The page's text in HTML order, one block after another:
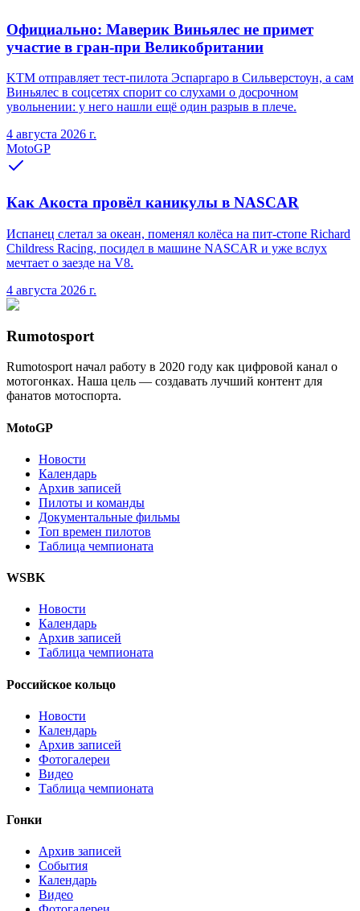
Официально: Маверик Виньялес не примет
участие в гран-при Великобритании
KTM отправляет тест-пилота Эспаргаро в Сильверстоун, а сам
Виньялес в соцсетях спорит со слухами о досрочном
увольнении: у него нашли ещё один разрыв в плече.
4 августа 2026 г.
MotoGP
Как Акоста провёл каникулы в NASCAR
Испанец слетал за океан, поменял колёса на пит-стопе Richard
Childress Racing, посидел в машине NASCAR и уже вслух
мечтает о заезде на V8.
4 августа 2026 г.
Rumotosport
Rumotosport начал работу в 2020 году как цифровой канал о
мотогонках. Наша цель — создавать лучший контент для
фанатов мотоспорта.
MotoGP
Новости
Календарь
Архив записей
Пилоты и команды
Документальные фильмы
Топ времен пилотов
Таблица чемпионата
WSBK
Новости
Календарь
Архив записей
Таблица чемпионата
Российское кольцо
Новости
Календарь
Архив записей
Фотогалереи
Видео
Таблица чемпионата
Гонки
Архив записей
События
Календарь
Видео